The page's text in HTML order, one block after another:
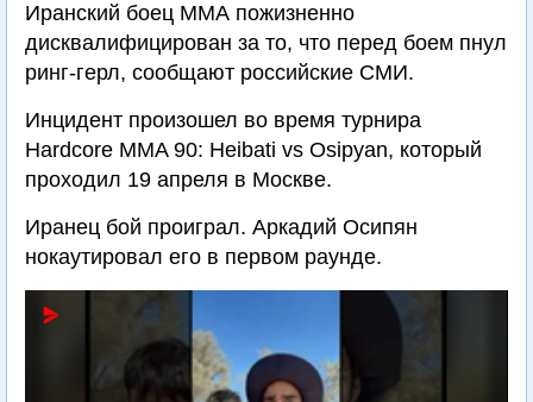
Иранский боец ММА пожизненно
дисквалифицирован за то, что перед боем пнул
ринг-герл, сообщают российские СМИ.
Инцидент произошел во время турнира
Hardcore MMA 90: Heibati vs Osipyan, который
проходил 19 апреля в Москве.
Иранец бой проиграл. Аркадий Осипян
нокаутировал его в первом раунде.